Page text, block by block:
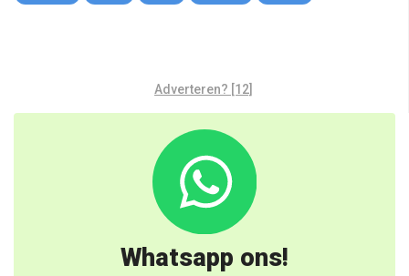
Adverteren? [12]
Whatsapp ons!